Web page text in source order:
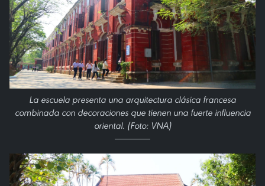
La escuela presenta una arquitectura clásica francesa
combinada con decoraciones que tienen una fuerte influencia
oriental. (Foto: VNA)